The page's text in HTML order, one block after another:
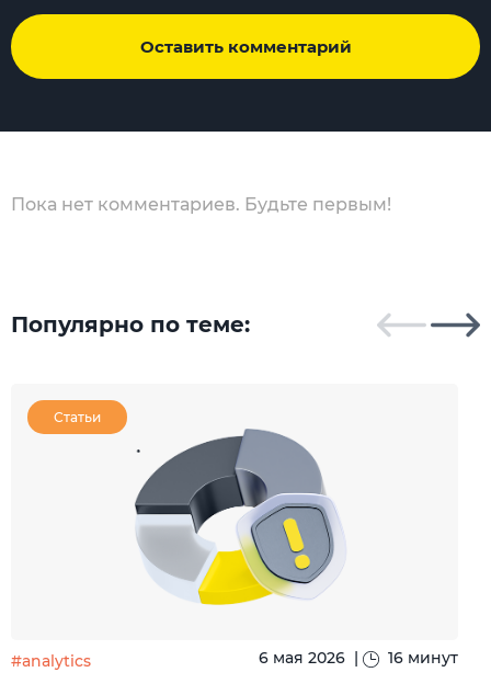
Оставить комментарий
Пока нет комментариев. Будьте первым!
Популярно по теме:
Статьи
#analytics 6 мая 2026 | 16 минут